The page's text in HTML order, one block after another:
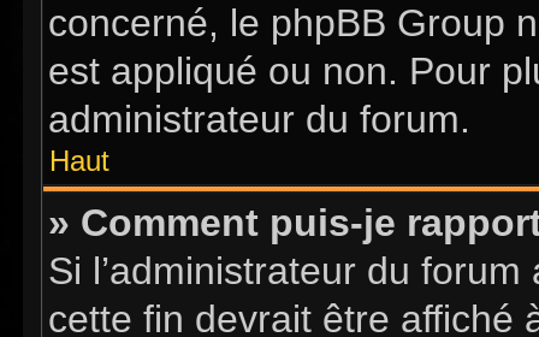
concerné, le phpBB Group
est appliqué ou non. Pour
administrateur du forum.
Haut
» Comment puis-je
Si l’administrateur du
cette fin devrait être affiché